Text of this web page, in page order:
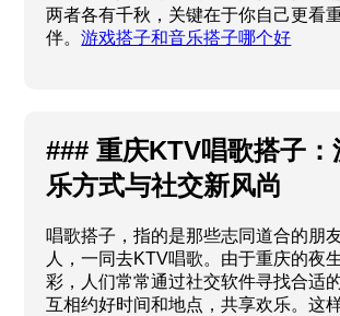
两者各有千秋，关键在于你自己更看
伴。游戏搭子和音乐搭子哪个好
### 重庆KTV唱歌搭子：
乐方式与社交新风尚
唱歌搭子，指的是那些志同道合的朋
人，一同去KTV唱歌。由于重庆的夜
彩，人们常常通过社交软件寻找合适
互相约好时间和地点，共享欢乐。这